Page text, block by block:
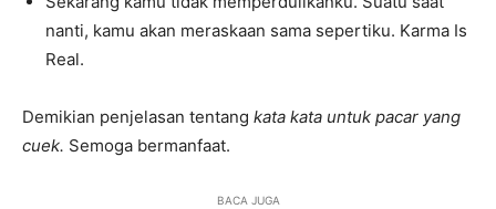
nanti, kamu akan meraskaan sama sepertiku. Karma Is
Real.
Demikian penjelasan tentang kata kata untuk pacar yang
cuek. Semoga bermanfaat.
BACA JUGA